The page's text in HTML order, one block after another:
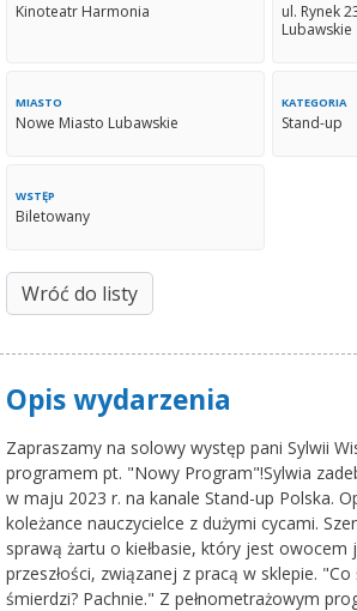
Kinoteatr Harmonia
ul. Rynek
Lubawskie
MIASTO
Nowe Miasto Lubawskie
KATEGORIA
Stand-up
WSTĘP
Biletowany
Wróć do listy
Opis wydarzenia
Zapraszamy na solowy występ pani Sylwii
programem pt. "Nowy Program"!Sylwia
w maju 2023 r. na kanale Stand-up Polska.
koleżance nauczycielce z dużymi cycami.
sprawą żartu o kiełbasie, który jest
przeszłości, związanej z pracą w sklepie. "Co
śmierdzi? Pachnie." Z pełnometrażowym